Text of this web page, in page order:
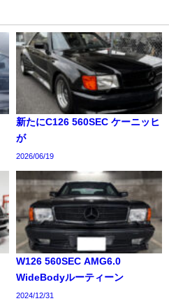
新たにC126 560SEC ケーニッヒ
が
2026/06/19
W126 560SEC AMG6.0
WideBodyルーティーン
2024/12/31